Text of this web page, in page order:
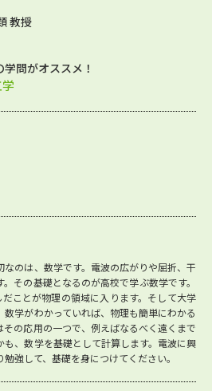
教授
問がオススメ！
のは、数学です。電波の広がりや屈折、干
その基礎となるのが高校で学ぶ数学です。
ことが物理の領域に入ります。そして大学
学がわかっていれば、物理も簡単にわかる
の応用の一つで、例えばなるべく遠くまで
、数学を基礎として計算します。電波に興
強して、基礎を身につけてください。